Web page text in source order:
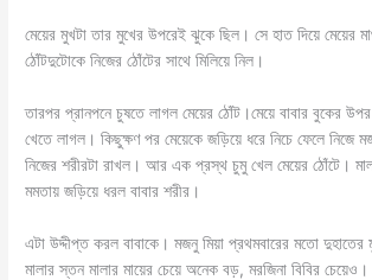
মেয়ের মুখটা তার মুখের উপরেই ঝুকে ছিল। সে হাত দিয়ে মেয়ের
ঠোঁটদুটোকে নিজের ঠোঁটের সাথে মিলিয়ে নিল।
তারপর প্রানপনে চুষতে লাগল মেয়ের ঠোঁট।মেয়ে বাবার বুকের
খেতে লাগল। কিছুক্ষণ পর মেয়েকে জড়িয়ে ধরে নিচে ফেলে নিজে
নিজের শরীরটা রাখল। আর এক প্রস্থ চুমু খেল মেয়ের ঠোঁটে।
মমতায় জড়িয়ে ধরল বাবার শরীর।
এটা উদ্দীপ্ত করল বাবাকে। মজনু মিয়া প্রথমবারের মতো
মালার স্তন মালার মায়ের চেয়ে অনেক বড়, মরজিনা বিবির